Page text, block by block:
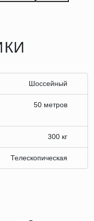
Шоссейный
50 метров
300 кг
Телескопическая